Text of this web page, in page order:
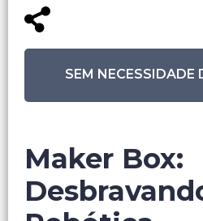
SEM NECESSIDADE
Maker Box: